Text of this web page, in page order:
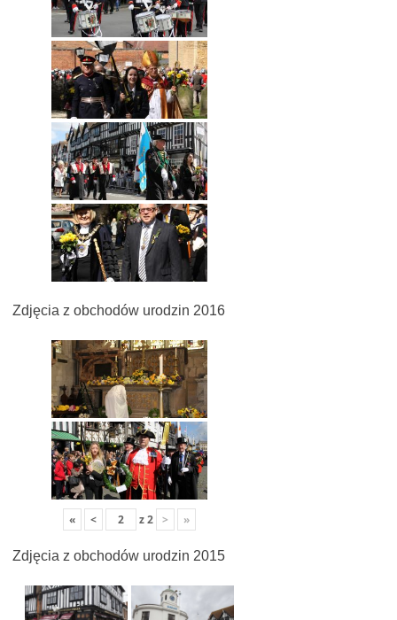
Zdjęcia z obchodów urodzin 2016
« < z2 > »
Zdjęcia z obchodów urodzin 2015